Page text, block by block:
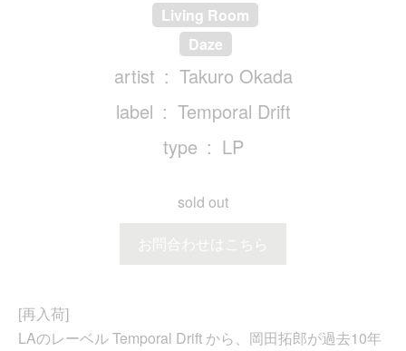
Living Room
Daze
artist
Takuro Okada
label
Temporal Drift
type
LP
sold out
お問合わせはこちら
[再入荷]
LAのレーベル Temporal Drift から、岡田拓郎が過去10年